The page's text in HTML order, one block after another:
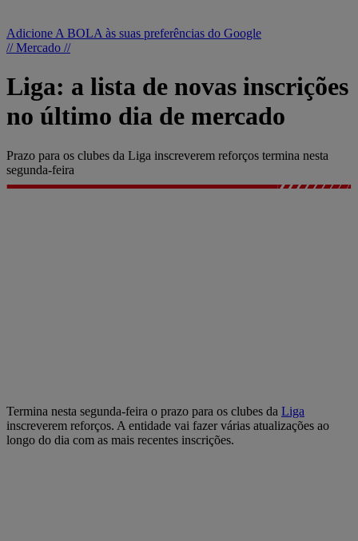
Adicione A BOLA às suas preferências do Google
// Mercado //
Liga: a lista de novas inscrições
no último dia de mercado
Prazo para os clubes da Liga inscreverem reforços termina nesta
segunda-feira
Termina nesta segunda-feira o prazo para os clubes da Liga
inscreverem reforços. A entidade vai fazer várias atualizações ao
longo do dia com as mais recentes inscrições.